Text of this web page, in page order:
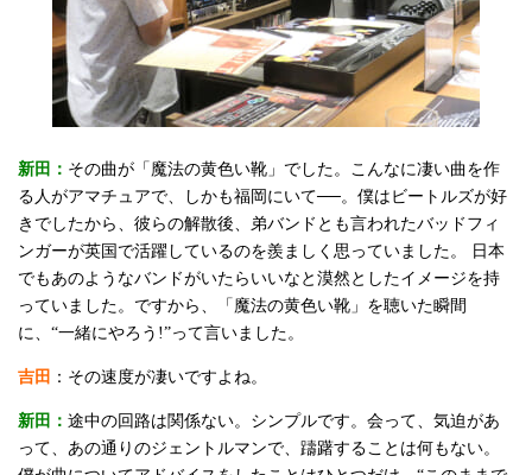
新田： その曲が「魔法の黄色い靴」でした。こんなに凄い曲を作
る人がアマチュアで、しかも福岡にいて──。僕はビートルズが好
きでしたから、彼らの解散後、弟バンドとも言われたバッドフィ
ンガーが英国で活躍しているのを羨ましく思っていました。 日本
でもあのようなバンドがいたらいいなと漠然としたイメージを持
っていました。ですから、「魔法の黄色い靴」を聴いた瞬間
に、“一緒にやろう!”って言いました。
吉田 ：その速度が凄いですよね。
新田： 途中の回路は関係ない。シンプルです。会って、気迫があ
って、あの通りのジェントルマンで、躊躇することは何もない。